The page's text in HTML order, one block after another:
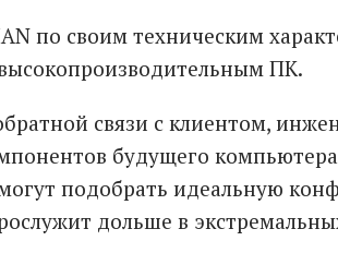
по своим техническим
ПК.
связи с клиентом,
будущего
подобрать идеальную
дольше в